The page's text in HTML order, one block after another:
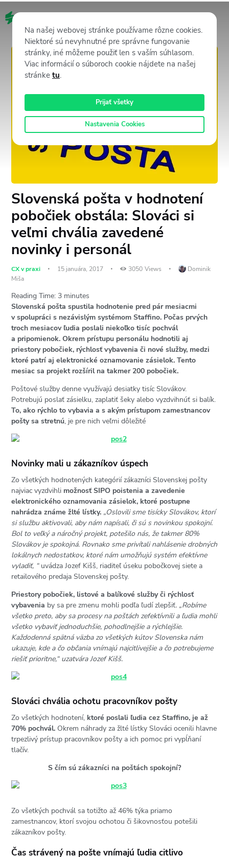
Slovenská pošta v hodnotení
pobočiek obstála: Slováci si
veľmi chvália zavedené
novinky i personál
CX v praxi 15 januára, 2017 3050 Views
Dominik
Miša
Reading Time: 3 minutes
Slovenská pošta spustila hodnotenie pred pár mesiacmi
v spolupráci s nezávislým systémom Staffino. Počas prvých
troch mesiacov ľudia poslali niekoľko tisíc pochvál
a pripomienok. Okrem prístupu personálu hodnotili aj
priestory pobočiek, rýchlosť vybavenia či nové služby, medzi
ktoré patrí aj elektronické oznamovanie zásielok. Tento
mesiac sa projekt rozšíril na takmer 200 pobočiek.
Poštové služby denne využívajú desiatky tisíc Slovákov.
Potrebujú poslať zásielku, zaplatiť šeky alebo vyzdvihnúť si balík.
To, ako rýchlo to vybavia a s akým prístupom zamestnancov
pošty sa stretnú, je pre nich veľmi dôležité
Novinky mali u zákazníkov úspech
Zo všetkých hodnotených kategórií zákazníci Slovenskej pošty
najviac vyzdvihli možnosť SIPO poistenia a zavedenie
elektronického oznamovania zásielok, ktoré postupne
nahrádza známe žlté lístky. „Oslovili sme tisícky Slovákov, ktorí
si službu aktivovali, aby nám napísali, či sú s novinkou spokojní.
Bol to veľký a náročný projekt, potešilo nás, že takmer 80%
Slovákov je spokojná. Rovnako sme privítali nahlásenie drobných
lokálnych nedostatkov, ktoré nám umožňujú systém efektívne
vyladiť, “uvádza Jozef Kišš, riaditeľ úseku pobočkovej siete a
retailového predaja Slovenskej pošty.
Priestory pobočiek, listové a balíkové služby či rýchlosť
vybavenia by sa pre zmenu mohli podľa ľudí zlepšiť. „Robíme
všetko preto, aby sa procesy na poštách zefektívnili a ľudia mohli
všetko vybaviť jednoduchšie, pohodlnejšie a rýchlejšie.
Každodenná spätná väzba zo všetkých kútov Slovenska nám
ukazuje, kde a čo občania vnímajú najcitlivejšie a čo potrebujeme
riešiť prioritne,“ uzatvára Jozef Kišš.
Slováci chvália ochotu pracovníkov pošty
Zo všetkých hodnotení, ktoré poslali ľudia cez Staffino, je až
70% pochvál. Okrem náhrady za žlté lístky Slováci ocenili hlavne
trpezlivý prístup pracovníkov pošty a ich pomoc pri vypĺňaní
tlačív.
S čím sú zákazníci na poštách spokojní?
Zo všetkých pochvál sa totižto až 46% týka priamo
zamestnancov, ktorí svojou ochotou či šikovnosťou potešili
zákazníkov pošty.
Čas strávený na pošte vnímajú ľudia citlivo
Na našej webovej stránke používame rôzne cookies.
Niektoré sú nevyhnutné pre správne fungovanie
stránky, iné môžeme použiť len s vaším súhlasom.
Viac informácií o súboroch cookie nájdete na našej
stránke tu.
Prijať všetky
Nastavenia Cookies